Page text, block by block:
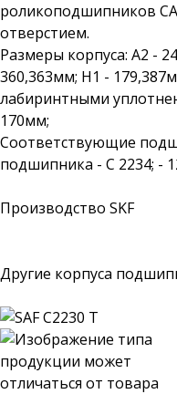
роликоподшипников
отверстием.
Размеры корпуса: A2 -
360,363мм; H1 -
лабиринтными
170мм;
Соответствующие
подшипника - C 2234; -
Производство SKF
Другие корпуса